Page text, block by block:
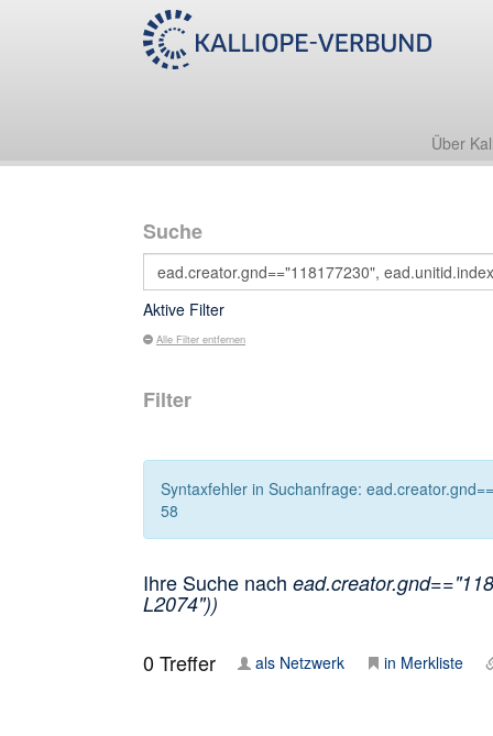
Über
Suche
Aktive Filter
Alle Filter entfernen
Filter
Syntaxfehler in Suchanfrage:
58
Ihre Suche nach
L2074"))
0Treffer als Netzwerk in Merkliste